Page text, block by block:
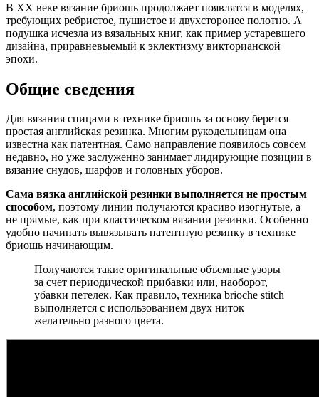
В ХХ веке вязание бриошь продолжает появлятся в моделях,
требующих ребристое, пушистое и двухсторонее полотно. А
подушка исчезла из вязальных книг, как пример устаревшего
дизайна, приравневыемый к эклектизму викторианской
эпохи.
Общие сведения
Для вязания спицами в технике бриошь за основу берется
простая английская резинка. Многим рукодельницам она
известна как патентная. Само направление появилось совсем
недавно, но уже заслуженно занимает лидирующие позиции в
вязание снудов, шарфов и головных уборов.
Сама вязка английской резинки выполняется не простым
способом, поэтому линии получаются красиво изогнутые, а
не прямые, как при классическом вязании резинки. Особенно
удобно начинать вывязывать патентную резинку в технике
бриошь начинающим.
Получаются такие оригинальные объемные узоры
за счет периодической прибавки или, наоборот,
убавки петелек. Как правило, техника brioche stitch
выполняется с использованием двух ниток
желательно разного цвета.